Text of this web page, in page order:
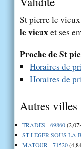
St pierre le
le vieuxet ses
Proche de St
Horaires de
Horaires de
Autres villes
TRADES - 69860
ST LEGER SOUS LA
MATOUR - 71520